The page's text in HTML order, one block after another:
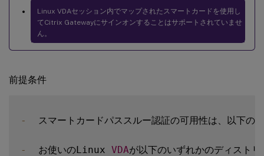
Linux VDAセッション内でマップされたスマートカードを使用し
てCitrix Gatewayにサインオンすることはサポートされていませ
ん。
前提条件
-
スマートカードパススルー認証の可用性は、以下の
-
  お使いのLinux
VDAが以下のいずれかのディスト